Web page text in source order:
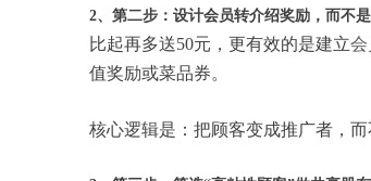
2、第二步：设计会员转介绍奖励，而不
比起再多送50元，更有效的是建立会
值奖励或菜品券。
核心逻辑是：把顾客变成推广者，